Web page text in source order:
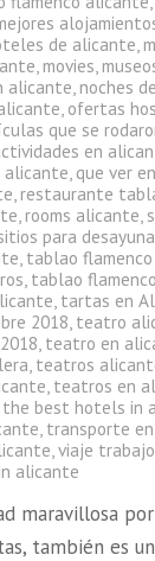
de alicante,
, movies,
alicante, noches
, ofertas
que se
en
alicante, que ver
, restaurante
, rooms alicante,
para
, tablao
, tablao
, tartas en
2018, teatro
, teatro en
, teatros
, teatros en
the best hotels in
, transporte
,viaje
alicante
maravillosa
también es